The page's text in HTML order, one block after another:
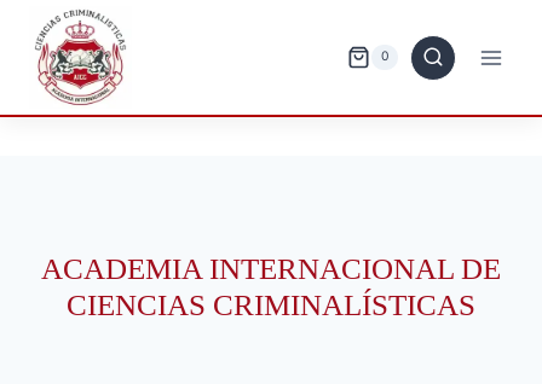
Saltar
contenido
0
ACADEMIA INTERNACIONAL DE
CIENCIAS CRIMINALÍSTICAS